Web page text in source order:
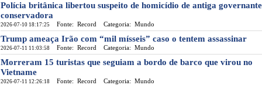
Polícia britânica libertou suspeito de homicídio de antiga governante
conservadora
2026-07-10 18:17:25 Fonte: Record Categoria: Mundo
Trump ameaça Irão com “mil mísseis” caso o tentem assassinar
2026-07-11 11:03:58 Fonte: Record Categoria: Mundo
Morreram 15 turistas que seguiam a bordo de barco que virou no
Vietname
2026-07-11 12:26:18 Fonte: Record Categoria: Mundo